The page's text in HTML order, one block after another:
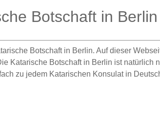
Botschaft in Berlin
Botschaft in Berlin. Auf dieser
Katarische Botschaft in Berlin ist natürlich
zu jedem Katarischen Konsulat in